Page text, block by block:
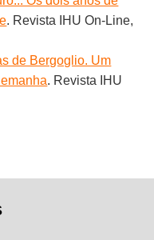
. Revista IHU On-Line,
de Bergoglio. Um
. Revista IHU